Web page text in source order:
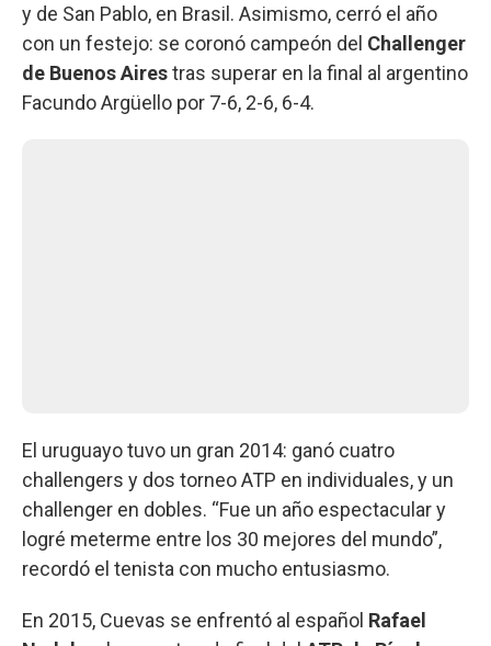
y de San Pablo, en Brasil. Asimismo, cerró el año
con un festejo: se coronó campeón del Challenger
de Buenos Airestras superar en la final al argentino
Facundo Argüello por 7-6, 2-6, 6-4.
El uruguayo tuvo un gran 2014: ganó cuatro
challengers y dos torneo ATP en individuales, y un
challenger en dobles. “Fue un año espectacular y
logré meterme entre los 30 mejores del mundo”,
recordó el tenista con mucho entusiasmo.
En 2015, Cuevas se enfrentó al español Rafael